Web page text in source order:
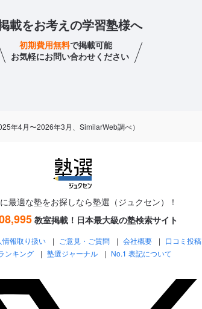
載をお考えの学習塾様へ
初期費用無料で掲載可能
お気軽にお問い合わせください
年4月〜2026年3月、SimilarWeb調べ）
最適な塾をお探しなら塾選（ジュクセン）！
教室掲載！ 日本最大級の塾検索サイト
情報取り扱い ご意見・ご質問 会社概要 口コミ投稿
ンキング
塾選ジャーナル No.1 表記について